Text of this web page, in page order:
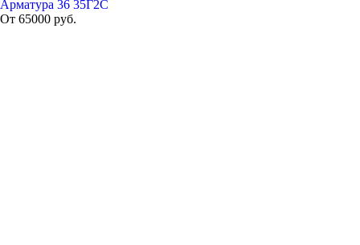
Арматура 36 35Г2С
От 65000 руб.